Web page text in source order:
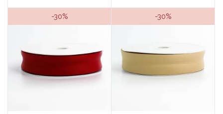
-30% -30%